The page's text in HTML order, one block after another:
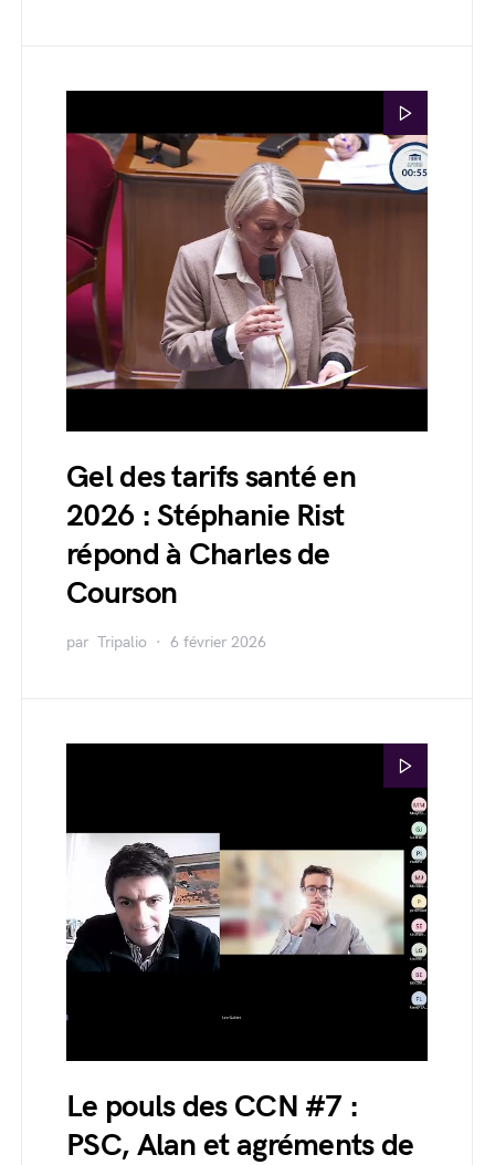
Gel des tarifs santé en
2026 : Stéphanie Rist
répond à Charles de
Courson
par Tripalio 6 février 2026
Le pouls des CCN #7 :
PSC, Alan et agréments de